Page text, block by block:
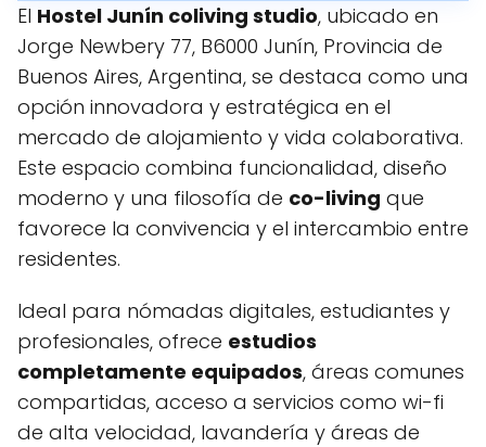
El Hostel Junín coliving studio, ubicado en
Jorge Newbery 77, B6000 Junín, Provincia de
Buenos Aires, Argentina, se destaca como una
opción innovadora y estratégica en el
mercado de alojamiento y vida colaborativa.
Este espacio combina funcionalidad, diseño
moderno y una filosofía de co-living que
favorece la convivencia y el intercambio entre
residentes.
Ideal para nómadas digitales, estudiantes y
profesionales, ofrece estudios
completamente equipados, áreas comunes
compartidas, acceso a servicios como wi-fi
de alta velocidad, lavandería y áreas de